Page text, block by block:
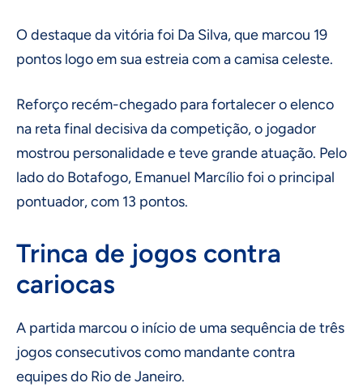
O destaque da vitória foi Da Silva, que marcou 19
pontos logo em sua estreia com a camisa celeste.
Reforço recém-chegado para fortalecer o elenco
na reta final decisiva da competição, o jogador
mostrou personalidade e teve grande atuação. Pelo
lado do Botafogo, Emanuel Marcílio foi o principal
pontuador, com 13 pontos.
Trinca de jogos contra
cariocas
A partida marcou o início de uma sequência de três
jogos consecutivos como mandante contra
equipes do Rio de Janeiro.